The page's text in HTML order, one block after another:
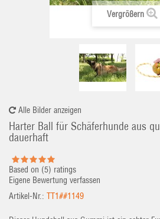
Vergrößern
Alle Bilder anzeigen
Harter Ball für Schäferhunde aus
dauerhaft
Based on (5) ratings
Eigene Bewertung verfassen
Artikel-Nr.: TT1##1149